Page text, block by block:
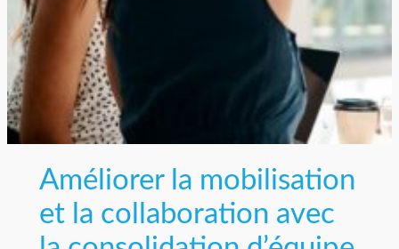
Améliorer la mobilisation
et la collaboration avec